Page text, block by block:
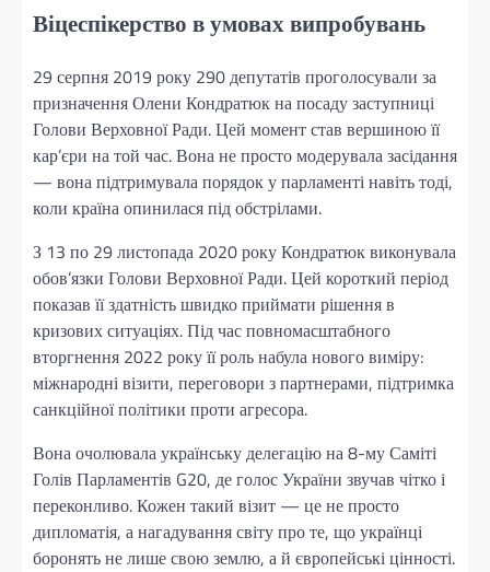
Віцеспікерство в умовах випробувань
29 серпня 2019 року 290 депутатів проголосували за
призначення Олени Кондратюк на посаду заступниці
Голови Верховної Ради. Цей момент став вершиною її
кар’єри на той час. Вона не просто модерувала засідання
— вона підтримувала порядок у парламенті навіть тоді,
коли країна опинилася під обстрілами.
З 13 по 29 листопада 2020 року Кондратюк виконувала
обов’язки Голови Верховної Ради. Цей короткий період
показав її здатність швидко приймати рішення в
кризових ситуаціях. Під час повномасштабного
вторгнення 2022 року її роль набула нового виміру:
міжнародні візити, переговори з партнерами, підтримка
санкційної політики проти агресора.
Вона очолювала українську делегацію на 8-му Саміті
Голів Парламентів G20, де голос України звучав чітко і
переконливо. Кожен такий візит — це не просто
дипломатія, а нагадування світу про те, що українці
боронять не лише свою землю, а й європейські цінності.